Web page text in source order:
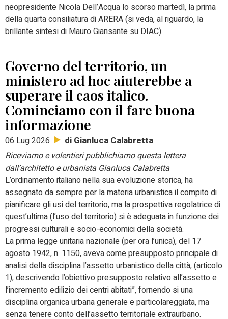
neopresidente Nicola Dell’Acqua lo scorso martedì, la prima
della quarta consiliatura di ARERA (si veda, al riguardo, la
brillante sintesi di Mauro Giansante su DIAC).
Governo del territorio, un
ministero ad hoc aiuterebbe a
superare il caos italico.
Cominciamo con il fare buona
informazione
06 Lug 2026 di Gianluca Calabretta
Riceviamo e volentieri pubblichiamo questa lettera
dall’architetto e urbanista Gianluca Calabretta
L’ordinamento italiano nella sua evoluzione storica, ha
assegnato da sempre per la materia urbanistica il compito di
pianificare gli usi del territorio, ma la prospettiva regolatrice di
quest’ultima (l’uso del territorio) si è adeguata in funzione dei
progressi culturali e socio-economici della società.
La prima legge unitaria nazionale (per ora l’unica), del 17
agosto 1942, n. 1150, aveva come presupposto principale di
analisi della disciplina l’assetto urbanistico della città, (articolo
1), descrivendo l’obiettivo presupposto relativo all’assetto e
l’incremento edilizio dei centri abitati”, fornendo si una
disciplina organica urbana generale e particolareggiata, ma
senza tenere conto dell’assetto territoriale extraurbano.